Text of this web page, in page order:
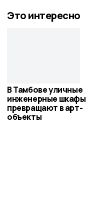
Это интересно
В Тамбове уличные
инженерные шкафы
превращают в арт-
объекты